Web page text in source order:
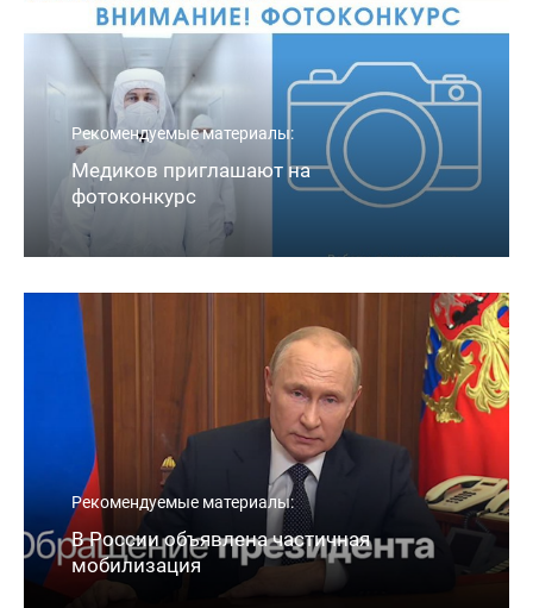
Рекомендуемые материалы:
Медиков приглашают на
фотоконкурс
Рекомендуемые материалы:
В России объявлена частичная
мобилизация